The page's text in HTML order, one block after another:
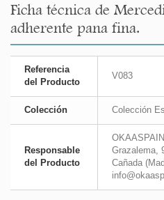
Ficha técnica de
adherente pana fina.
Referencia
del Producto
V083
Colección Colección
Responsable
del Producto
Grazalema,
Cañada